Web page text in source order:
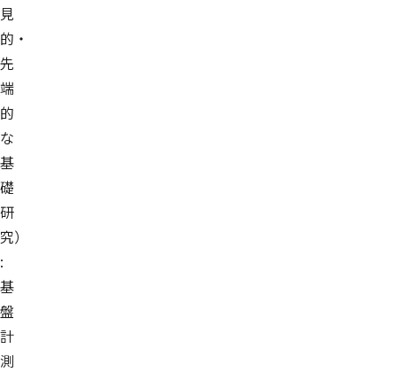
見
的・
先
端
的
な
基
礎
研
究）
:
基
盤
計
測